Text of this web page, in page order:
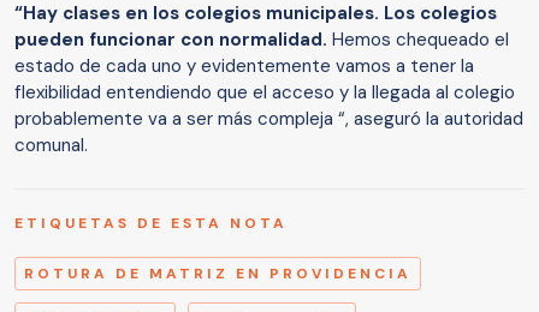
“Hay clases en los colegios municipales. Los colegios
pueden funcionar con normalidad. Hemos chequeado el
estado de cada uno y evidentemente vamos a tener la
flexibilidad entendiendo que el acceso y la llegada al colegio
probablemente va a ser más compleja “, aseguró la autoridad
comunal.
ETIQUETAS DE ESTA NOTA
ROTURA DE MATRIZ EN PROVIDENCIA